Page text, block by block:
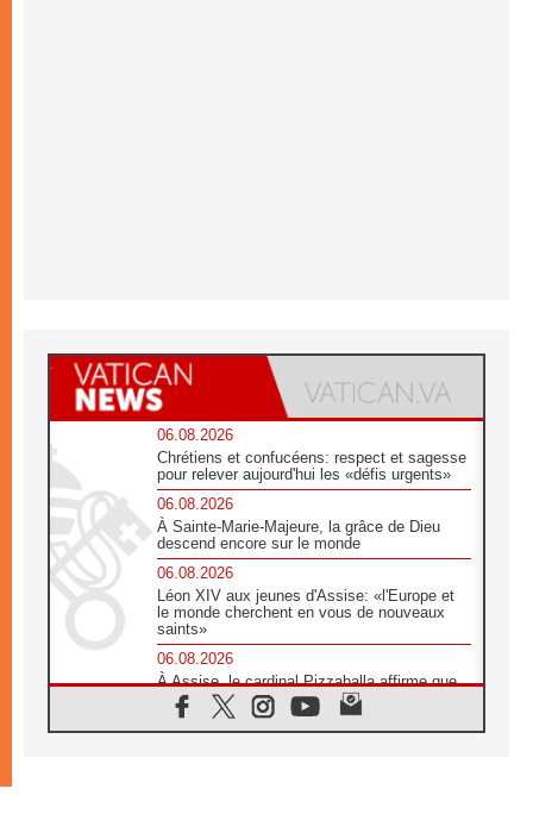
06.08.2026
Chrétiens et confucéens: respect et sagesse
pour relever aujourd'hui les «défis urgents»
06.08.2026
À Sainte-Marie-Majeure, la grâce de Dieu
descend encore sur le monde
06.08.2026
Léon XIV aux jeunes d'Assise: «l'Europe et
le monde cherchent en vous de nouveaux
saints»
06.08.2026
À Assise, le cardinal Pizzaballa affirme que
«les chrétiens veulent la paix»
06.08.2026